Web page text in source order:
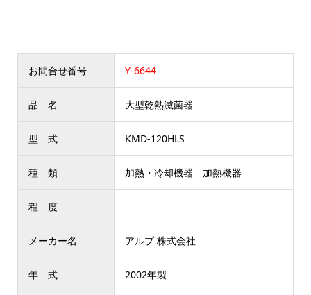
お問合せ番号 Y-6644
品 名 大型乾熱滅菌器
型 式 KMD-120HLS
種 類 加熱・冷却機器 加熱機器
程 度
メーカー名 アルプ 株式会社
年 式 2002年製